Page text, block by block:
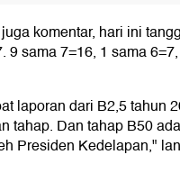
komentar, hari ini
9 sama 7=16, 1 sama
laporan dari B2,5 tahun
tahap. Dan tahap B50
Presiden Kedelapan,"